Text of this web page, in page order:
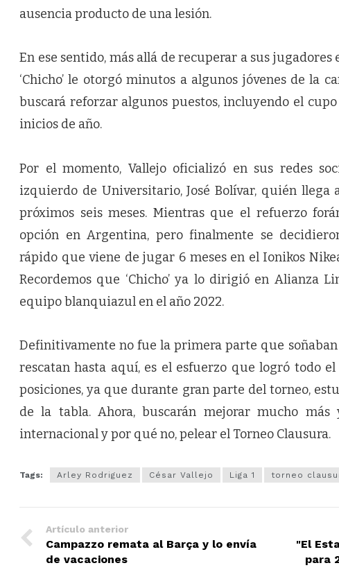
ausencia producto de una lesión.
En ese sentido, más allá de recuperar a sus jugadores
‘Chicho’ le otorgó minutos a algunos jóvenes de la
buscará reforzar algunos puestos, incluyendo el
inicios de año.
Por el momento, Vallejo oficializó en sus redes
izquierdo de Universitario, José Bolívar, quién
próximos seis meses. Mientras que el refuerzo
opción en Argentina, pero finalmente se
rápido que viene de jugar 6 meses en el Ionikos
Recordemos que ‘Chicho’ ya lo dirigió en Alianza
equipo blanquiazul en el año 2022.
Definitivamente no fue la primera parte que
rescatan hasta aquí, es el esfuerzo que logró todo
posiciones, ya que durante gran parte del torneo,
de la tabla. Ahora, buscarán mejorar mucho
internacional y por qué no, pelear el Torneo Clausura.
Tags: Arley Rodriguez César Vallejo Liga 1 torneo
Artículo anterior
Campazzo remata al Barça y lo envía
de vacaciones
"El
para